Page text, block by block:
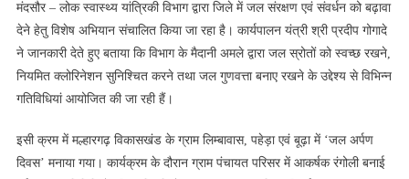
मंदसौर – लोक स्वास्थ्य यांत्रिकी विभाग द्वारा जिले में जल संरक्षण एवं संवर्धन को बढ़ावा
देने हेतु विशेष अभियान संचालित किया जा रहा है। कार्यपालन यंत्री श्री प्रदीप गोगादे
ने जानकारी देते हुए बताया कि विभाग के मैदानी अमले द्वारा जल स्रोतों को स्वच्छ रखने,
नियमित क्लोरिनेशन सुनिश्चित करने तथा जल गुणवत्ता बनाए रखने के उद्देश्य से विभिन्न
गतिविधियां आयोजित की जा रही हैं।
इसी क्रम में मल्हारगढ़ विकासखंड के ग्राम लिम्बावास, पहेड़ा एवं बूढ़ा में ‘जल अर्पण
दिवस’ मनाया गया। कार्यक्रम के दौरान ग्राम पंचायत परिसर में आकर्षक रंगोली बनाई